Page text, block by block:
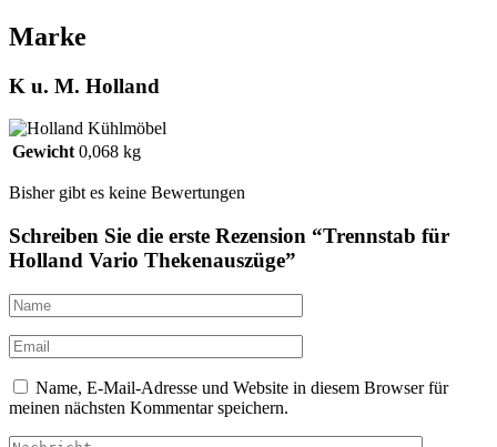
Marke
K u. M. Holland
Gewicht 0,068 kg
Bisher gibt es keine Bewertungen
Schreiben Sie die erste Rezension “Trennstab für
Holland Vario Thekenauszüge”
Name, E-Mail-Adresse und Website in diesem Browser für
meinen nächsten Kommentar speichern.